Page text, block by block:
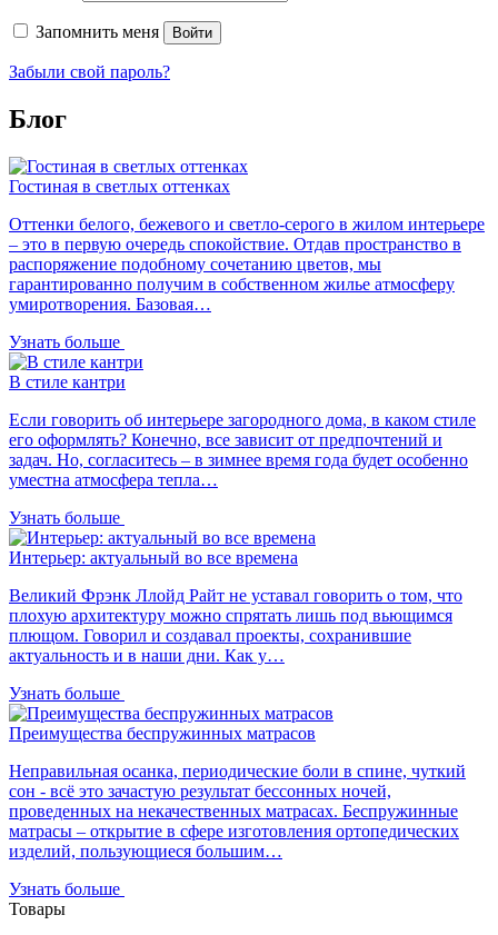
Запомнить меня Войти
Забыли свой пароль?
Блог
Гостиная в светлых оттенках
Оттенки белого, бежевого и светло-серого в жилом интерьере
– это в первую очередь спокойствие. Отдав пространство в
распоряжение подобному сочетанию цветов, мы
гарантированно получим в собственном жилье атмосферу
умиротворения. Базовая…
Узнать больше
В стиле кантри
Если говорить об интерьере загородного дома, в каком стиле
его оформлять? Конечно, все зависит от предпочтений и
задач. Но, согласитесь – в зимнее время года будет особенно
уместна атмосфера тепла…
Узнать больше
Интерьер: актуальный во все времена
Великий Фрэнк Ллойд Райт не уставал говорить о том, что
плохую архитектуру можно спрятать лишь под вьющимся
плющом. Говорил и создавал проекты, сохранившие
актуальность и в наши дни. Как у…
Узнать больше
Преимущества беспружинных матрасов
Неправильная осанка, периодические боли в спине, чуткий
сон - всё это зачастую результат бессонных ночей,
проведенных на некачественных матрасах. Беспружинные
матрасы – открытие в сфере изготовления ортопедических
изделий, пользующиеся большим…
Узнать больше
Товары